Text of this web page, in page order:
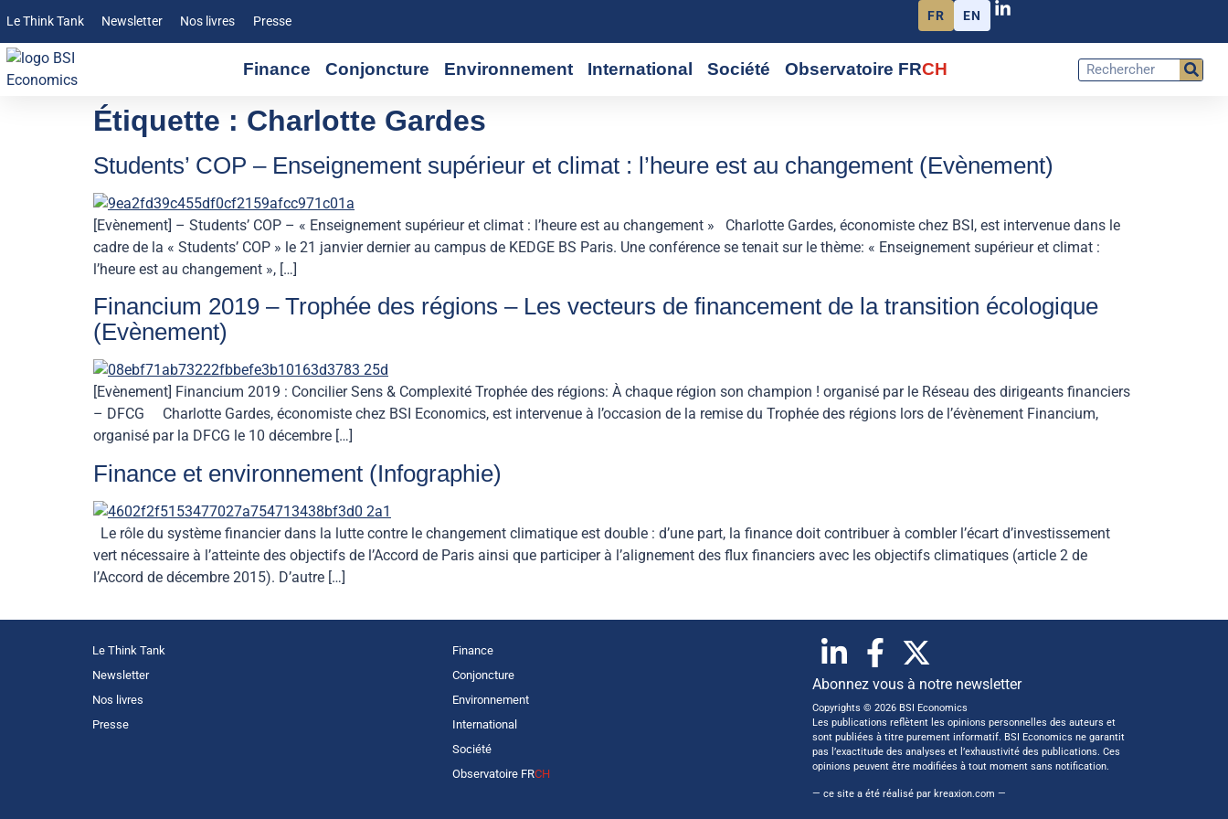
Le Think Tank Newsletter Nos livres Presse FR EN
Finance Conjoncture Environnement International Société Observatoire FRCH
Étiquette : Charlotte Gardes
Students’ COP – Enseignement supérieur et climat : l’heure est au changement (Evènement)
[Evènement] – Students’ COP – « Enseignement supérieur et climat : l’heure est au changement » Charlotte Gardes, économiste chez BSI, est intervenue dans le
cadre de la « Students’ COP » le 21 janvier dernier au campus de KEDGE BS Paris. Une conférence se tenait sur le thème: « Enseignement supérieur et climat :
l’heure est au changement », […]
Financium 2019 – Trophée des régions – Les vecteurs de financement de la transition écologique
(Evènement)
[Evènement] Financium 2019 : Concilier Sens & Complexité Trophée des régions: À chaque région son champion ! organisé par le Réseau des dirigeants financiers
– DFCG Charlotte Gardes, économiste chez BSI Economics, est intervenue à l’occasion de la remise du Trophée des régions lors de l’évènement Financium,
organisé par la DFCG le 10 décembre […]
Finance et environnement (Infographie)
Le rôle du système financier dans la lutte contre le changement climatique est double : d’une part, la finance doit contribuer à combler l’écart d’investissement
vert nécessaire à l’atteinte des objectifs de l’Accord de Paris ainsi que participer à l’alignement des flux financiers avec les objectifs climatiques (article 2 de
l’Accord de décembre 2015). D’autre […]
Le Think Tank
Newsletter
Nos livres
Presse
Finance
Conjoncture
Environnement
International
Société
Observatoire FRCH
Abonnez vous à notre newsletter
Copyrights © 2026 BSI Economics
Les publications reflètent les opinions personnelles des auteurs et
sont publiées à titre purement informatif. BSI Economics ne garantit
pas l’exactitude des analyses et l’exhaustivité des publications. Ces
opinions peuvent être modifiées à tout moment sans notification.
— ce site a été réalisé par kreaxion.com —